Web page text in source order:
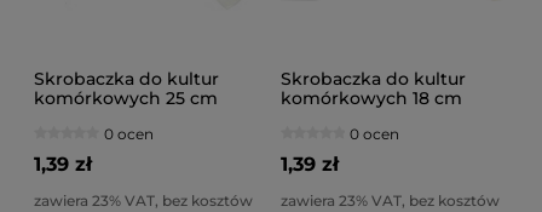
Skrobaczka do kultur
komórkowych 25 cm
0 ocen
1,39 zł
zawiera 23% VAT, bez kosztów
Skrobaczka do kultur
komórkowych 18 cm
0 ocen
1,39 zł
zawiera 23% VAT, bez kosztów